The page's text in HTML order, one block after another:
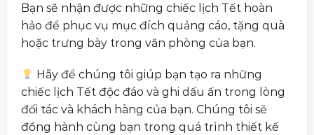
Bạn sẽ nhận được những chiếc lịch Tết hoàn
hảo để phục vụ mục đích quảng cáo, tặng quà
hoặc trưng bày trong văn phòng của bạn.
Hãy để chúng tôi giúp bạn tạo ra những
chiếc lịch Tết độc đáo và ghi dấu ấn trong lòng
đối tác và khách hàng của bạn. Chúng tôi sẽ
đồng hành cùng bạn trong quá trình thiết kế